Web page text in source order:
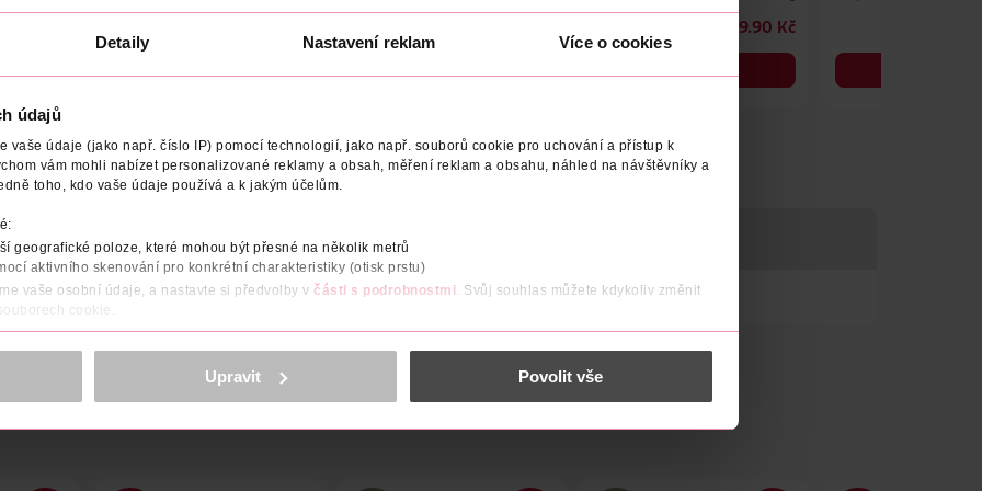
Detaily Nastavení reklam Více o cookies
údajů
vaše údaje (jako např. číslo IP) pomocí technologií, jako např. souborů cookie pro uchování a přístup k
vám mohli nabízet personalizované reklamy a obsah, měření reklam a obsahu, náhled na návštěvníky a
toho, kdo vaše údaje používá a k jakým účelům.
geografické poloze, které mohou být přesné na několik metrů
aktivního skenování pro konkrétní charakteristiky (otisk prstu)
vaše osobní údaje, a nastavte si předvolby v části s podrobnostmi. Svůj souhlas můžete kdykoliv změnit
cookie.
a reklam, funkcí sociálních médií, analýze návštěvnosti, které mohou nést osobní údaje.
osobních údajů.
<
Upravit Povolit vše
19.90 Kč
VÝROBCE/DODAVATEL